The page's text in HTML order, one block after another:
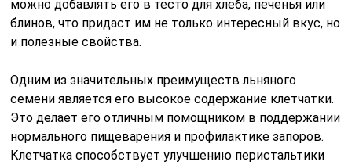
можно добавлять его в тесто для хлеба, печенья или
блинов, что придаст им не только интересный вкус, но
и полезные свойства.
Одним из значительных преимуществ льняного
семени является его высокое содержание клетчатки.
Это делает его отличным помощником в поддержании
нормального пищеварения и профилактике запоров.
Клетчатка способствует улучшению перистальтики